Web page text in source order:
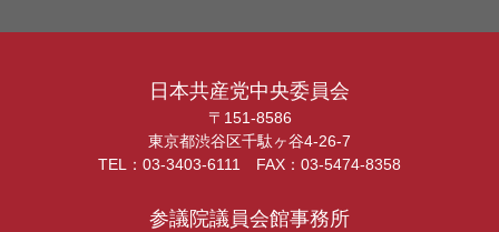
日本共産党中央委員会
〒151-8586
東京都渋谷区千駄ヶ谷4-26-7
TEL：03-3403-6111 FAX：03-5474-8358
参議院議員会館事務所